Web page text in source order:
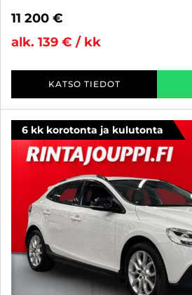
11 200 €
alk. 139 € / kk
KATSO TIEDOT
6 kk korotonta ja kulutonta